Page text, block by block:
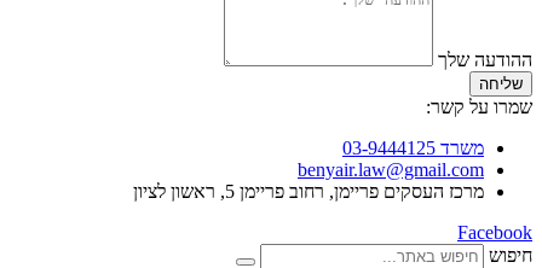
ההודעה שלך
שליחה
שמרו על קשר:
משרד 03-9444125
benyair.law@gmail.com
מרכז העסקים פריימן, רחוב פריימן 5, ראשון לציון
Facebook
חיפוש